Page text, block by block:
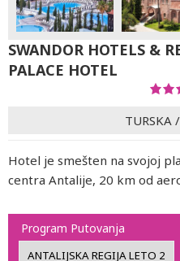
SWANDOR HOTELS &
PALACE HOTEL
TURSKA /
Hotel je smešten na svojoj
centra Antalije, 20 km od
Program Putovanja